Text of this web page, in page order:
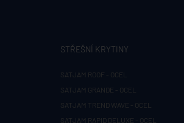
STŘEŠNÍ KRYTINY
SATJAM ROOF - OCEL
SATJAM GRANDE - OCEL
SATJAM TREND WAVE - OCEL
SATJAM RAPID DELUXE - OCEL